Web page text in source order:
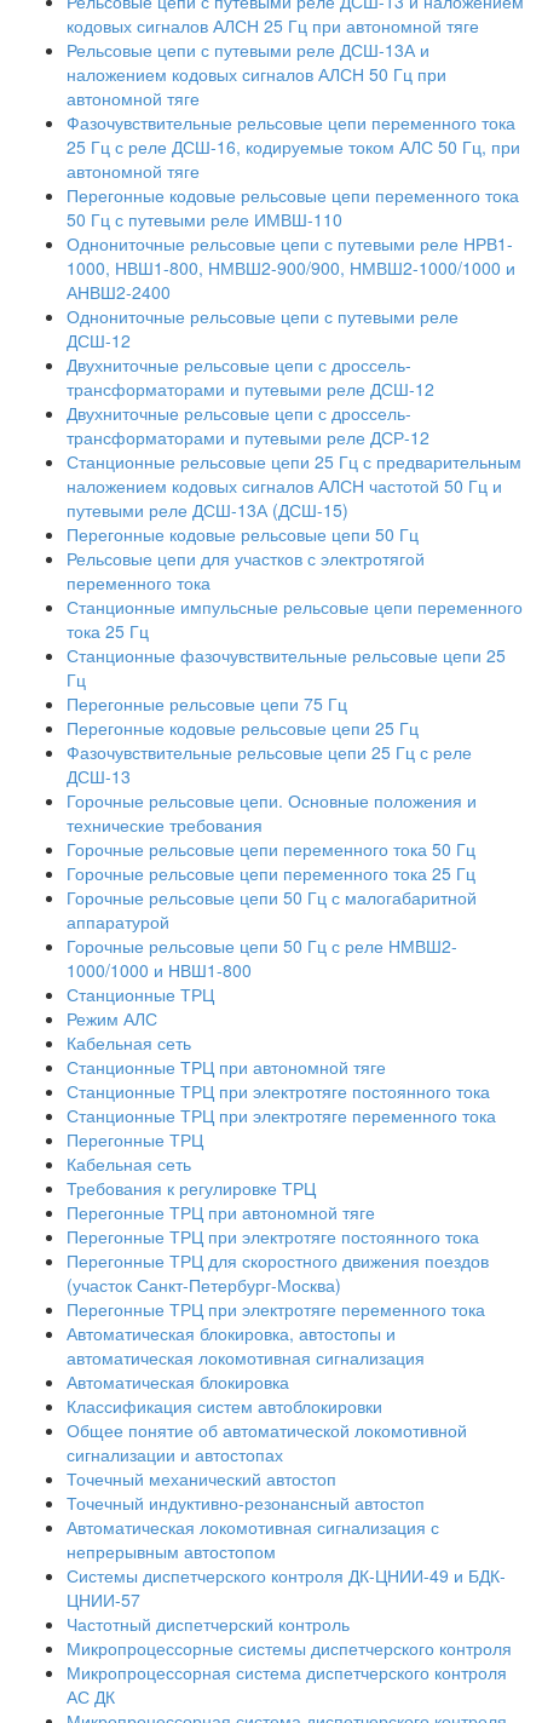
кодовых сигналов АЛСН 25 Гц при автономной тяге
Рельсовые цепи с путевыми реле ДСШ-13А и
наложением кодовых сигналов АЛСН 50 Гц при
автономной тяге
Фазочувствительные рельсовые цепи переменного тока
25 Гц с реле ДСШ-16, кодируемые током АЛС 50 Гц, при
автономной тяге
Перегонные кодовые рельсовые цепи переменного тока
50 Гц с путевыми реле ИМВШ-110
Однониточные рельсовые цепи с путевыми реле НРВ1-
1000, НВШ1-800, НМВШ2-900/900, НМВШ2-1000/1000 и
АНВШ2-2400
Однониточные рельсовые цепи с путевыми реле
ДСШ-12
Двухниточные рельсовые цепи с дроссель-
трансформаторами и путевыми реле ДСШ-12
Двухниточные рельсовые цепи с дроссель-
трансформаторами и путевыми реле ДСР-12
Станционные рельсовые цепи 25 Гц с предварительным
наложением кодовых сигналов АЛСН частотой 50 Гц и
путевыми реле ДСШ-13А (ДСШ-15)
Перегонные кодовые рельсовые цепи 50 Гц
Рельсовые цепи для участков с электротягой
переменного тока
Станционные импульсные рельсовые цепи переменного
тока 25 Гц
Станционные фазочувствительные рельсовые цепи 25
Гц
Перегонные рельсовые цепи 75 Гц
Перегонные кодовые рельсовые цепи 25 Гц
Фазочувствительные рельсовые цепи 25 Гц с реле
ДСШ-13
Горочные рельсовые цепи. Основные положения и
технические требования
Горочные рельсовые цепи переменного тока 50 Гц
Горочные рельсовые цепи переменного тока 25 Гц
Горочные рельсовые цепи 50 Гц с малогабаритной
аппаратурой
Горочные рельсовые цепи 50 Гц с реле НМВШ2-
1000/1000 и НВШ1-800
Станционные ТРЦ
Режим АЛС
Кабельная сеть
Станционные ТРЦ при автономной тяге
Станционные ТРЦ при электротяге постоянного тока
Станционные ТРЦ при электротяге переменного тока
Перегонные ТРЦ
Кабельная сеть
Требования к регулировке ТРЦ
Перегонные ТРЦ при автономной тяге
Перегонные ТРЦ при электротяге постоянного тока
Перегонные ТРЦ для скоростного движения поездов
(участок Санкт-Петербург-Москва)
Перегонные ТРЦ при электротяге переменного тока
Автоматическая блокировка, автостопы и
автоматическая локомотивная сигнализация
Автоматическая блокировка
Классификация систем автоблокировки
Общее понятие об автоматической локомотивной
сигнализации и автостопах
Точечный механический автостоп
Точечный индуктивно-резонансный автостоп
Автоматическая локомотивная сигнализация с
непрерывным автостопом
Системы диспетчерского контроля ДК-ЦНИИ-49 и БДК-
ЦНИИ-57
Частотный диспетчерский контроль
Микропроцессорные системы диспетчерского контроля
Микропроцессорная система диспетчерского контроля
АС ДК